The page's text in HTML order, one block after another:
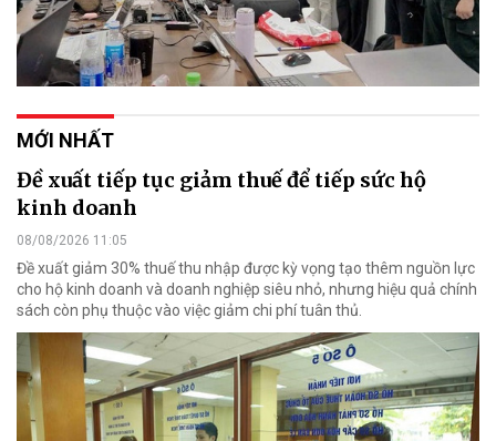
MỚI NHẤT
Đề xuất tiếp tục giảm thuế để tiếp sức hộ
kinh doanh
08/08/2026 11:05
Đề xuất giảm 30% thuế thu nhập được kỳ vọng tạo thêm nguồn lực
cho hộ kinh doanh và doanh nghiệp siêu nhỏ, nhưng hiệu quả chính
sách còn phụ thuộc vào việc giảm chi phí tuân thủ.